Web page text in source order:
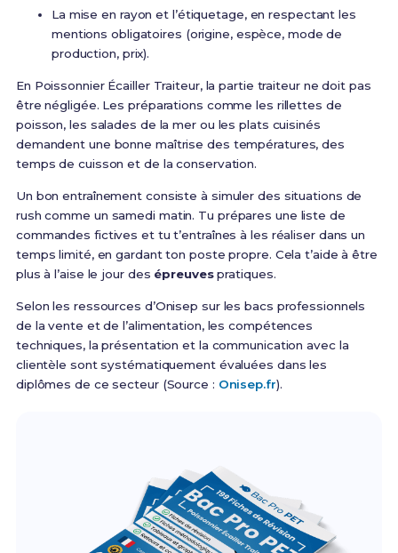
La mise en rayon et l’étiquetage, en respectant les
mentions obligatoires (origine, espèce, mode de
production, prix).
En Poissonnier Écailler Traiteur, la partie traiteur ne doit pas
être négligée. Les préparations comme les rillettes de
poisson, les salades de la mer ou les plats cuisinés
demandent une bonne maîtrise des températures, des
temps de cuisson et de la conservation.
Un bon entraînement consiste à simuler des situations de
rush comme un samedi matin. Tu prépares une liste de
commandes fictives et tu t’entraînes à les réaliser dans un
temps limité, en gardant ton poste propre. Cela t’aide à être
plus à l’aise le jour des épreuvespratiques.
Selon les ressources d’Onisep sur les bacs professionnels
de la vente et de l’alimentation, les compétences
techniques, la présentation et la communication avec la
clientèle sont systématiquement évaluées dans les
diplômes de ce secteur (Source : Onisep.fr).